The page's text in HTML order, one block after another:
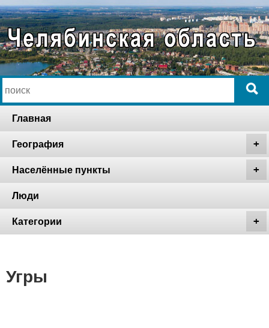
Главная
География
Населённые пункты
Люди
Категории
Угры